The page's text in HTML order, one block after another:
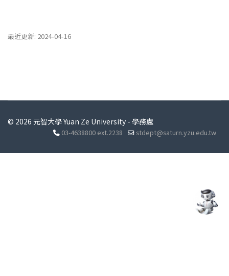
最近更新: 2024-04-16
© 2026 元智大學 Yuan Ze University - 學務處
03-4638800 ext.2238 stdept@saturn.yzu.edu.tw